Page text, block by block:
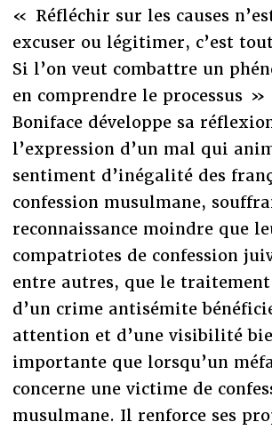
« Réfléchir sur les causes
excuser ou légitimer, c’est
Si l’on veut combattre un
en comprendre le processus »
Boniface développe sa
l’expression d’un mal qui
sentiment d’inégalité des
confession musulmane,
reconnaissance moindre que
compatriotes de confession
entre autres, que le
d’un crime antisémite
attention et d’une visibilité
importante que lorsqu’un
concerne une victime de
musulmane. Il renforce ses